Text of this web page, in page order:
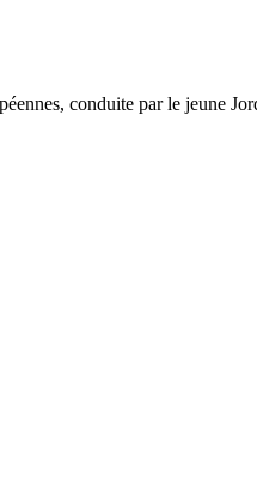
conduite par le jeune